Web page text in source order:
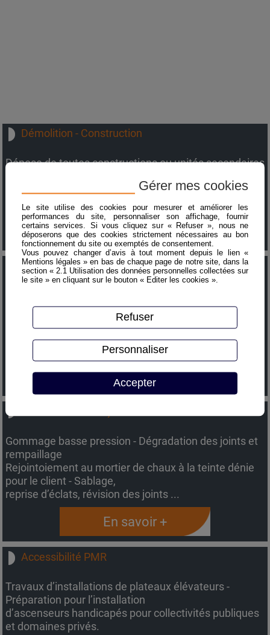
Démolition - Construction
Dépose de toutes constructions ou unités secondaires
sécurisation Démolition d’allège
avec les évacuations nécessaires ...
En savoir +
Rénovation - Entretien - Maintenance
Agrandissement des espaces
Construction de garages - Mise en place de murs de
Installation de bordures trottoir et pavage ...
En savoir +
Gommage basse pression - Dégradation des joints et
rempaillage
Rejointoiement au mortier de chaux à la teinte dénie
pour le client - Sablage,
reprise d’éclats, révision des joints ...
En savoir +
Accessibilité PMR
Travaux d’installations de plateaux élévateurs -
Préparation pour l’installation
d’ascenseurs handicapés pour collectivités publiques
et domaines privés.
Gérer mes cookies
Le site utilise des cookies pour mesurer et améliorer les
performances du site, personnaliser son affichage, fournir
certains services. Si vous cliquez sur « Refuser », nous ne
déposerons que des cookies strictement nécessaires au bon
fonctionnement du site ou exemptés de consentement.
Vous pouvez changer d’avis à tout moment depuis le lien «
Mentions légales » en bas de chaque page de notre site, dans la
section « 2.1 Utilisation des données personnelles collectées sur
le site » en cliquant sur le bouton « Editer les cookies ».
Accepter
Refuser
Personnaliser